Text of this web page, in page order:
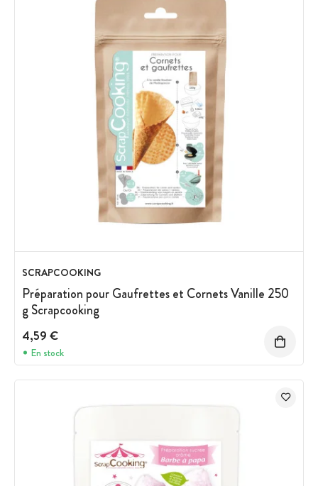
SCRAPCOOKING
Préparation pour Gaufrettes et Cornets Vanille 250
g Scrapcooking
4,59 €
En stock